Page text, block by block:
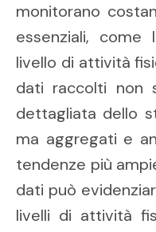
monitorano
essenziali, come
livello di attività
dati raccolti non
dettagliata dello
ma aggregati e
tendenze più
dati può
livelli di attività